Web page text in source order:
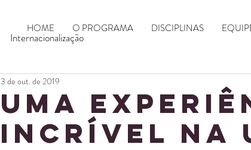
HOME O PROGRAMA DISCIPLINAS
Internacionalização
Uma
incrível na
3 de out. de 2019